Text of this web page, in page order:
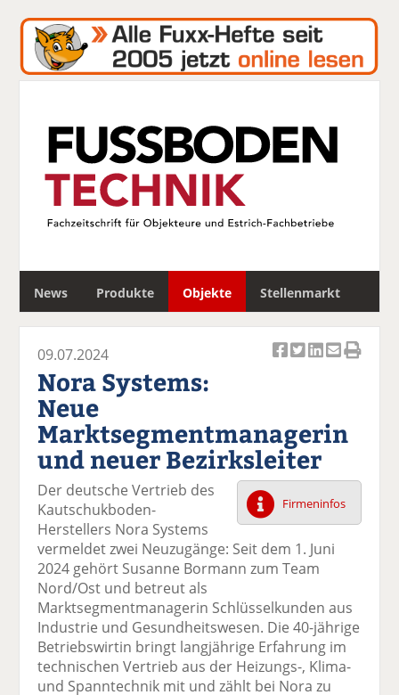
News Produkte Objekte Stellenmarkt
c
el
a
uf
F
ac
e
b
o
k
te
il
e
n
el
t
wi
tt
er
n
el
a
uf
Li
n
k
e
di
te
il
e
n
el
p
E
m
ai
l
se
n
d
e
n
el
D
ck
e
n
09.07.2024
Nora Systems:
Neue
Marktsegmentmanagerin
und neuer Bezirksleiter
Firmeninfos
Der deutsche Vertrieb des
Kautschukboden-
Herstellers Nora Systems
vermeldet zwei Neuzugänge: Seit dem 1. Juni
2024 gehört Susanne Bormann zum Team
Nord/Ost und betreut als
Marktsegmentmanagerin Schlüsselkunden aus
Industrie und Gesundheitswesen. Die 40-jährige
Betriebswirtin bringt langjährige Erfahrung im
technischen Vertrieb aus der Heizungs-, Klima-
und Spanntechnik mit und zählt bei Nora zu